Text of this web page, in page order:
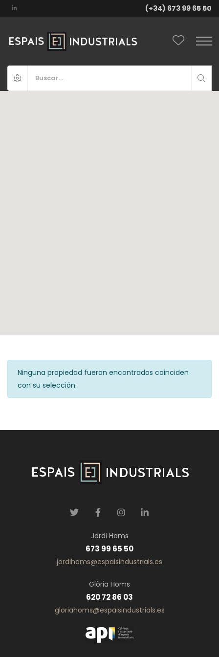
(+34) 673 99 65 50
Ninguna propiedad fueron encontrados coinciden
con su selección.
Jordi Homs
673 99 65 50
jordihoms@espaisindustrials.es
Glòria Homs
620 72 86 03
gloriahoms@espaisindustrials.es